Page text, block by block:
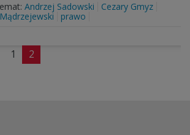
Andrzej Sadowski
Cezary Gmyz
prawo
1 2